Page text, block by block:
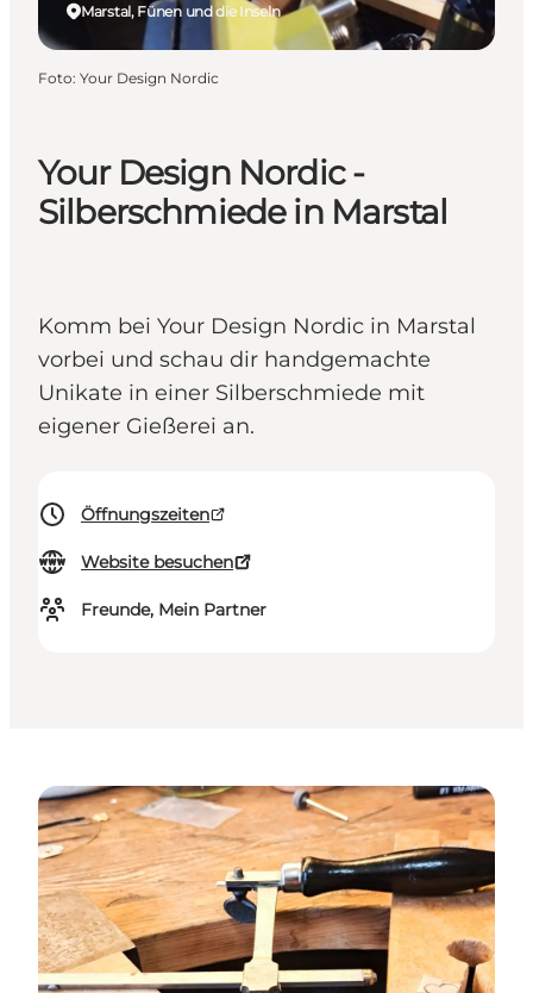
Your Design Nordic -
Silberschmiede in Marstal
Komm bei Your Design Nordic in Marstal
vorbei und schau dir handgemachte
Unikate in einer Silberschmiede mit
eigener Gießerei an.
Öffnungszeiten
Website besuchen
Freunde, Mein Partner
Marstal, Fünen und die Inseln
Foto: Your Design Nordic